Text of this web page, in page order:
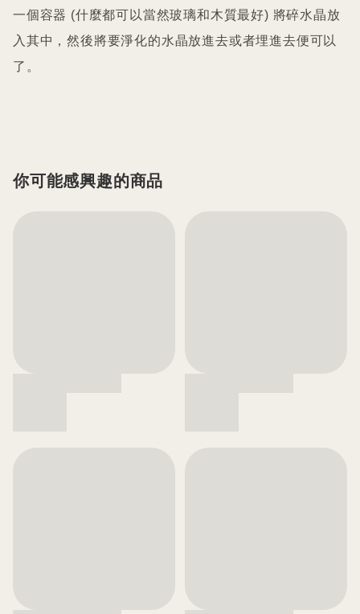
一個容器 (什麼都可以當然玻璃和木質最好) 將碎水晶放
入其中，然後將要淨化的水晶放進去或者埋進去便可以
了。
你可能感興趣的商品